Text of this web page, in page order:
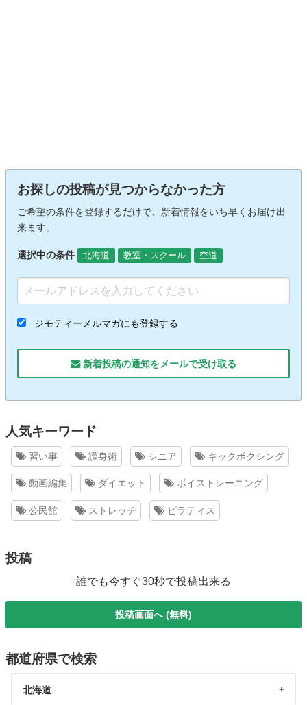
お探しの投稿が見つからなかった方
ご希望の条件を登録するだけで、新着情報をいち早くお届け出
来ます。
選択中の条件 北海道 教室・スクール 空道
ジモティーメルマガにも登録する
新着投稿の通知をメールで受け取る
人気キーワード
習い事 護身術 シニア キックボクシング
動画編集 ダイエット ボイストレーニング
公民館 ストレッチ ピラティス
投稿
誰でも今すぐ30秒で投稿出来る
投稿画面へ (無料)
都道府県で検索
北海道